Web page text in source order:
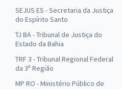
SEJUS ES - Secretaria da Justiça
do Espírito Santo
TJ BA - Tribunal de Justiça do
Estado da Bahia
TRF 3 - Tribunal Regional Federal
da 3ª Região
MP RO - Ministério Público de